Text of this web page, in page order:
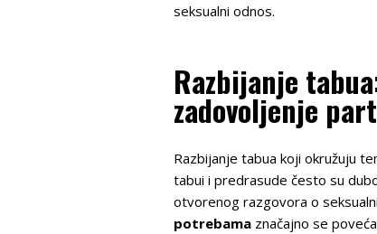
seksualni odnos.
Razbijanje
zadovoljenje
Razbijanje tabua koji okružuju
tabui i predrasude često su
otvorenog razgovora o
potrebama značajno se